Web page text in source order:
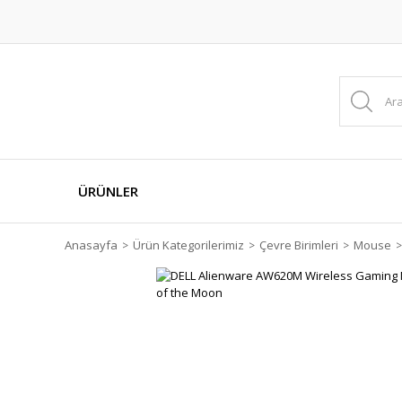
ÜRÜNLER
Anasayfa Ürün Kategorilerimiz Çevre Birimleri Mouse